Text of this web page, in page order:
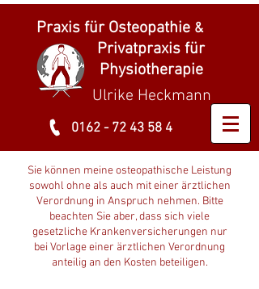
Praxis für Osteopathie &
Ulrike Heckmann
Privatpraxis für
Physiotherapie
0162 - 72 43 58 4
Sie können meine osteopathische Leistung
sowohl ohne als auch mit einer ärztlichen
Verordnung in Anspruch nehmen. Bitte
beachten Sie aber, dass sich viele
gesetzliche Krankenversicherungen nur
bei Vorlage einer ärztlichen Verordnung
anteilig an den Kosten beteiligen.